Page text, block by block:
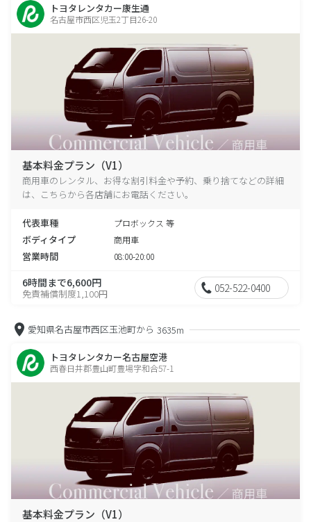
トヨタレンタカー康生通
名古屋市西区児玉2丁目26-20
基本料金プラン（V1）
商用車のレンタル、お得な割引料金や予約、乗り捨てなどの詳細
は、こちらから各店舗にお電話ください。
代表車種 プロボックス 等
ボディタイプ 商用車
営業時間 08:00-20:00
6時間まで6,600円
免責補償制度1,100円 052-522-0400
愛知県名古屋市西区玉池町から 3635m
トヨタレンタカー名古屋空港
西春日井郡豊山町豊場字和合57-1
基本料金プラン（V1）